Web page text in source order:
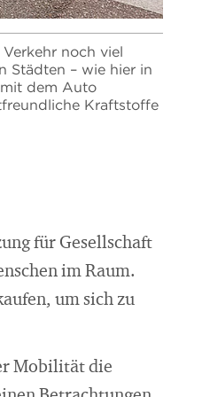
noch viel
Städten – wie hier in
dem Auto
Kraftstoffe
für Gesellschaft
im Raum.
um sich zu
Mobilität die